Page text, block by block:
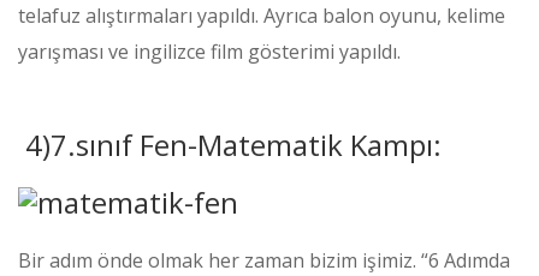
telafuz alıştırmaları yapıldı. Ayrıca balon oyunu, kelime
yarışması ve ingilizce film gösterimi yapıldı.
4)7.sınıf Fen-Matematik Kampı:
Bir adım önde olmak her zaman bizim işimiz. “6 Adımda